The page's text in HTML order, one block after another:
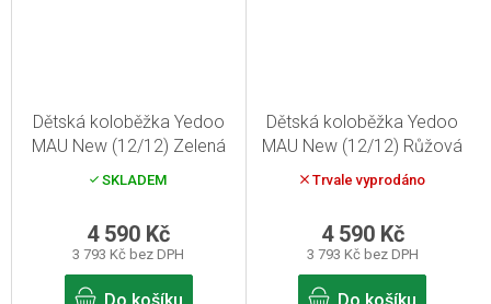
Dětská koloběžka Yedoo
MAU New (12/12) Zelená
SKLADEM
3 793 Kč bez DPH
4 590 Kč
Dětská koloběžka Yedoo
MAU New (12/12) Růžová
Trvale vyprodáno
3 793 Kč bez DPH
4 590 Kč